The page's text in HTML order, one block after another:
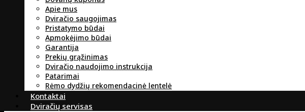
Apie mus
Dviračio saugojimas
Pristatymo būdai
Apmokėjimo būdai
Garantija
Prekių grąžinimas
Dviračio naudojimo instrukcija
Patarimai
Rėmo dydžių rekomendacinė lentelė
Kontaktai
Dviračių servisas